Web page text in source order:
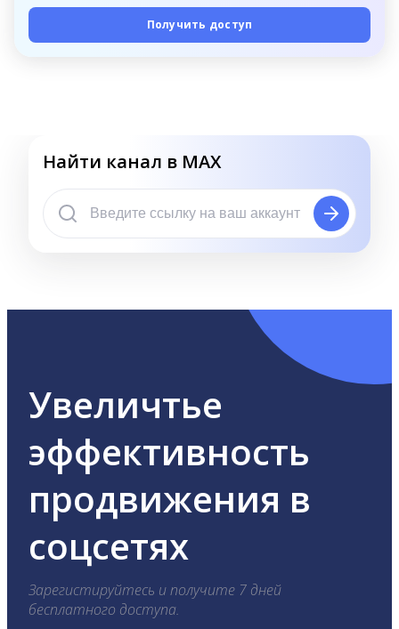
Получить доступ
Найти канал в MAX
Увеличтье
эффективность
продвижения в
соцсетях
Зарегистируйтесь и получите 7 дней
бесплатного доступа.